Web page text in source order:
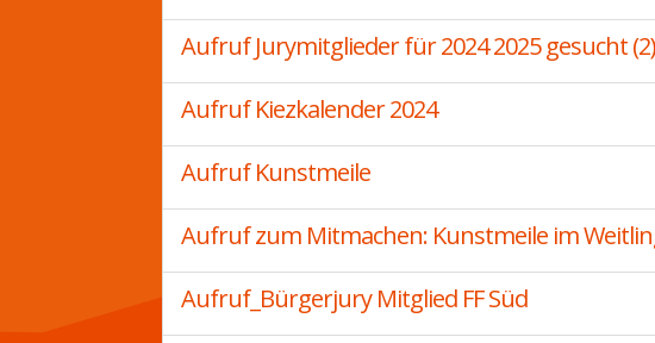
Aufruf Jurymitglieder für 2024 2025 gesucht (2)
Aufruf Kiezkalender 2024
Aufruf Kunstmeile
Aufruf zum Mitmachen: Kunstmeile im
Aufruf_Bürgerjury Mitglied FF Süd